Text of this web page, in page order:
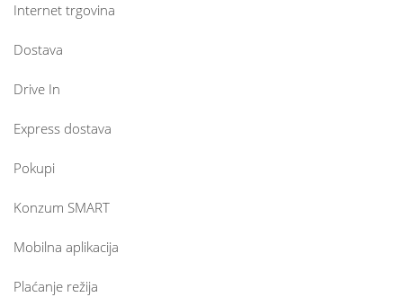
Internet trgovina
Dostava
Drive In
Express dostava
Pokupi
Konzum SMART
Mobilna aplikacija
Plaćanje režija